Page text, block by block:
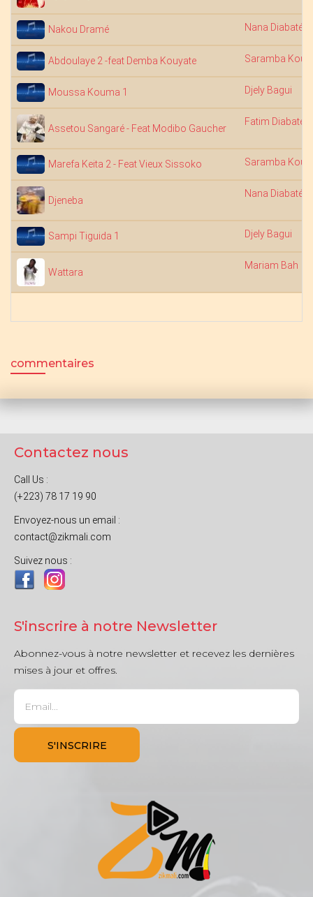
Nakou Dramé Nana Diabaté
Abdoulaye 2 -feat Demba Kouyate Saramba
Moussa Kouma 1 Djely Bagui
Assetou Sangaré - Feat Modibo Gaucher
Fatim Diabaté
Marefa Keita 2 - Feat Vieux Sissoko Saramba
Djeneba
Nana Diabaté
Sampi Tiguida 1 Djely Bagui
Wattara
Mariam Bah
commentaires
Contactez nous
Call Us :
(+223) 78 17 19 90
Envoyez-nous un email :
contact@zikmali.com
Suivez nous :
S'inscrire à notre Newsletter
Abonnez-vous à notre newsletter et recevez les dernières
mises à jour et offres.